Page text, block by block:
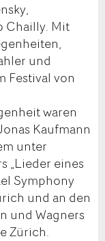
Chailly. Mit
und
Festival von
waren
Kaufmann
unter
„Lieder eines
Symphony
und an den
und Wagners
Zürich.